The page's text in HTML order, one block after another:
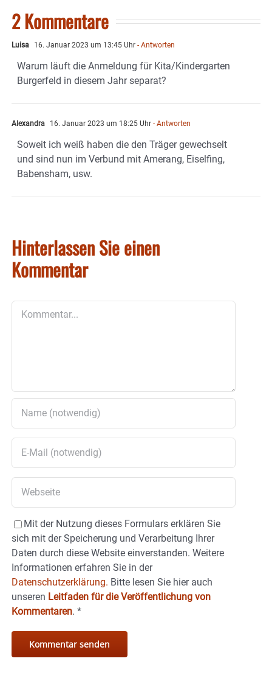
2 Kommentare
Luisa 16. Januar 2023 um 13:45 Uhr - Antworten
Warum läuft die Anmeldung für Kita/Kindergarten
Burgerfeld in diesem Jahr separat?
Alexandra 16. Januar 2023 um 18:25 Uhr - Antworten
Soweit ich weiß haben die den Träger gewechselt
und sind nun im Verbund mit Amerang, Eiselfing,
Babensham, usw.
Hinterlassen Sie einen
Kommentar
Mit der Nutzung dieses Formulars erklären Sie
sich mit der Speicherung und Verarbeitung Ihrer
Daten durch diese Website einverstanden. Weitere
Informationen erfahren Sie in der
Datenschutzerklärung. Bitte lesen Sie hier auch
unseren Leitfaden für die Veröffentlichung von
Kommentaren. *